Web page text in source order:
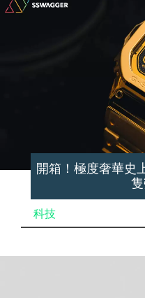
開箱！極度奢華史
科技